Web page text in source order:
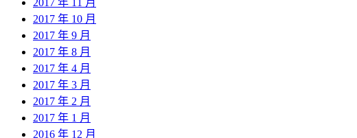
2017 年 11 月
2017 年 10 月
2017 年 9 月
2017 年 8 月
2017 年 4 月
2017 年 3 月
2017 年 2 月
2017 年 1 月
2016 年 12 月